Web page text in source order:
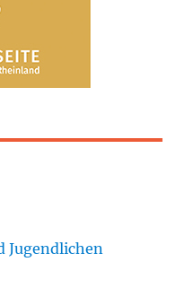
Jugendlichen